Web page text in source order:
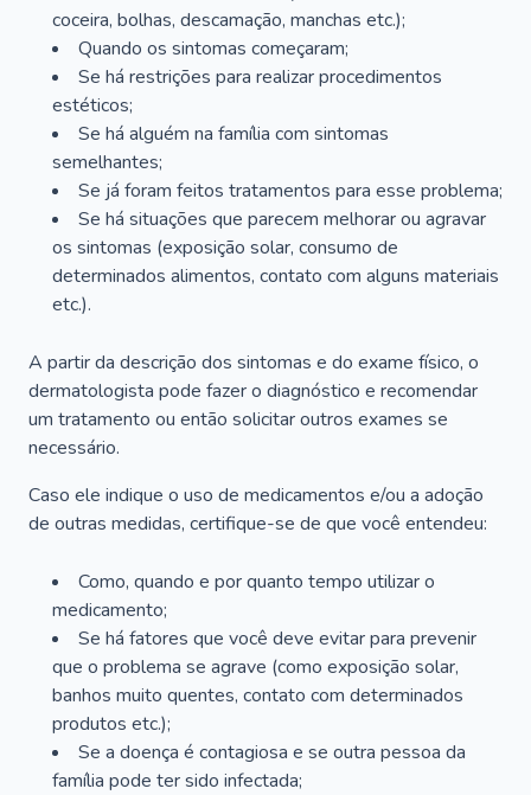
coceira, bolhas, descamação, manchas etc.);
Quando os sintomas começaram;
Se há restrições para realizar procedimentos
estéticos;
Se há alguém na família com sintomas
semelhantes;
Se já foram feitos tratamentos para esse problema;
Se há situações que parecem melhorar ou agravar
os sintomas (exposição solar, consumo de
determinados alimentos, contato com alguns materiais
etc.).
A partir da descrição dos sintomas e do exame físico, o
dermatologista pode fazer o diagnóstico e recomendar
um tratamento ou então solicitar outros exames se
necessário.
Caso ele indique o uso de medicamentos e/ou a adoção
de outras medidas, certifique-se de que você entendeu:
Como, quando e por quanto tempo utilizar o
medicamento;
Se há fatores que você deve evitar para prevenir
que o problema se agrave (como exposição solar,
banhos muito quentes, contato com determinados
produtos etc.);
Se a doença é contagiosa e se outra pessoa da
família pode ter sido infectada;